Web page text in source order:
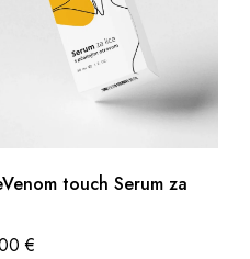
touch Serum za
€